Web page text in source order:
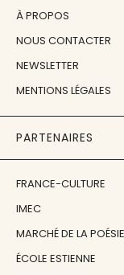
À PROPOS
NOUS CONTACTER
NEWSLETTER
MENTIONS LÉGALES
PARTENAIRES
FRANCE-CULTURE
IMEC
MARCHÉ DE LA POÉSIE
ÉCOLE ESTIENNE